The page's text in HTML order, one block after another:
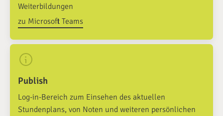
Weiterbildungen
zu Microsoft Teams
Publish
Log-in-Bereich zum Einsehen des aktuellen
Stundenplans, von Noten und weiteren persönlichen